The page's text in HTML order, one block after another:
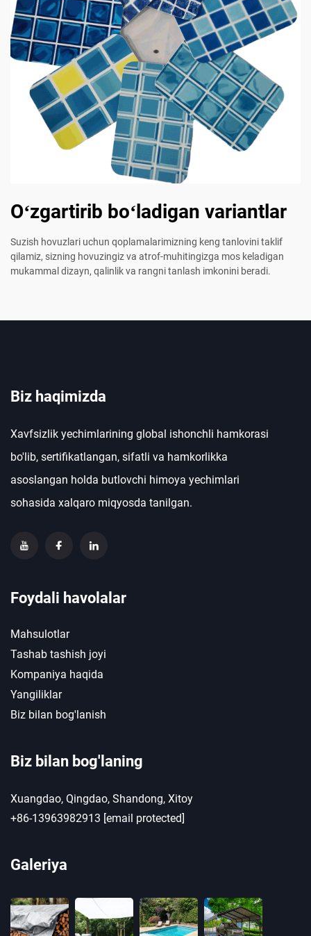
Oʻzgartirib boʻladigan variantlar
Suzish hovuzlari uchun qoplamalarimizning keng tanlovini taklif
qilamiz, sizning hovuzingiz va atrof-muhitingizga mos keladigan
mukammal dizayn, qalinlik va rangni tanlash imkonini beradi.
Biz haqimizda
Xavfsizlik yechimlarining global ishonchli hamkorasi
bo'lib, sertifikatlangan, sifatli va hamkorlikka
asoslangan holda butlovchi himoya yechimlari
sohasida xalqaro miqyosda tanilgan.
Foydali havolalar
Mahsulotlar
Tashab tashish joyi
Kompaniya haqida
Yangiliklar
Biz bilan bog'lanish
Biz bilan bog'laning
Xuangdao, Qingdao, Shandong, Xitoy
+86-13963982913 [email protected]
Galeriya